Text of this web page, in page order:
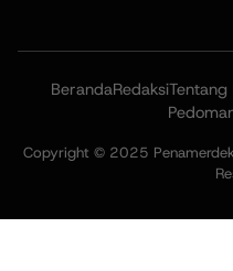
BerandaRedaksiTentang
Copyright © 2025